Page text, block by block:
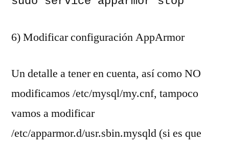
6) Modificar configuración AppArmor
Un detalle a tener en cuenta, así como NO
modificamos /etc/mysql/my.cnf, tampoco
vamos a modificar
/etc/apparmor.d/usr.sbin.mysqld (si es que